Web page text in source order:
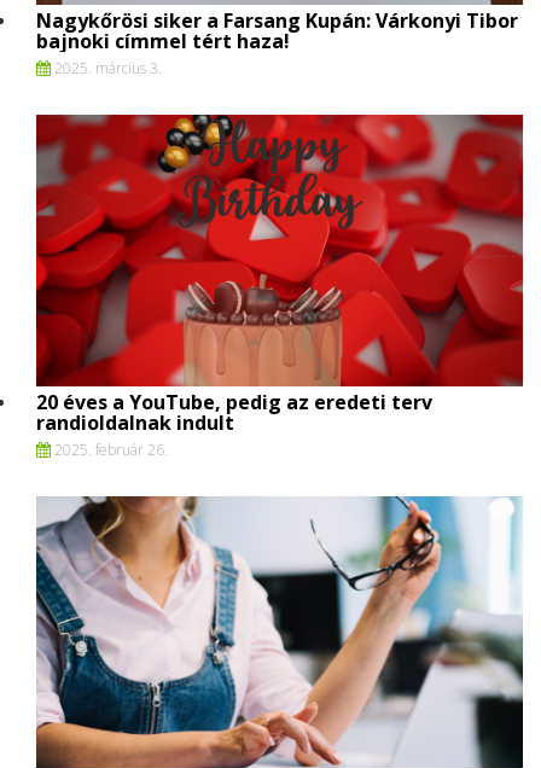
Nagykőrösi siker a Farsang Kupán: Várkonyi Tibor
bajnoki címmel tért haza!
2025. március 3.
20 éves a YouTube, pedig az eredeti terv
randioldalnak indult
2025. február 26.